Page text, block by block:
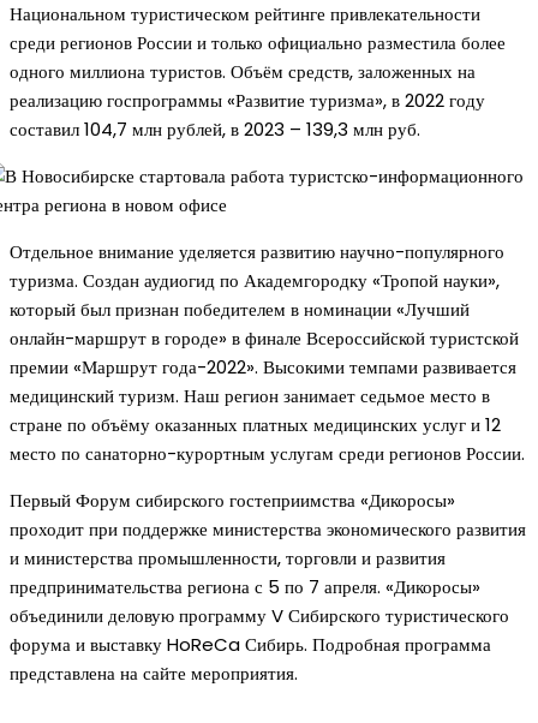
Национальном туристическом рейтинге привлекательности
среди регионов России и только официально разместила более
одного миллиона туристов. Объём средств, заложенных на
реализацию госпрограммы «Развитие туризма», в 2022 году
составил 104,7 млн рублей, в 2023 – 139,3 млн руб.
Отдельное внимание уделяется развитию научно-популярного
туризма. Создан аудиогид по Академгородку «Тропой науки»,
который был признан победителем в номинации «Лучший
онлайн-маршрут в городе» в финале Всероссийской туристской
премии «Маршрут года-2022». Высокими темпами развивается
медицинский туризм. Наш регион занимает седьмое место в
стране по объёму оказанных платных медицинских услуг и 12
место по санаторно-курортным услугам среди регионов России.
Первый Форум сибирского гостеприимства «Дикоросы»
проходит при поддержке министерства экономического развития
и министерства промышленности, торговли и развития
предпринимательства региона с 5 по 7 апреля. «Дикоросы»
объединили деловую программу V Сибирского туристического
форума и выставку HoReCa Сибирь. Подробная программа
представлена на сайте мероприятия.